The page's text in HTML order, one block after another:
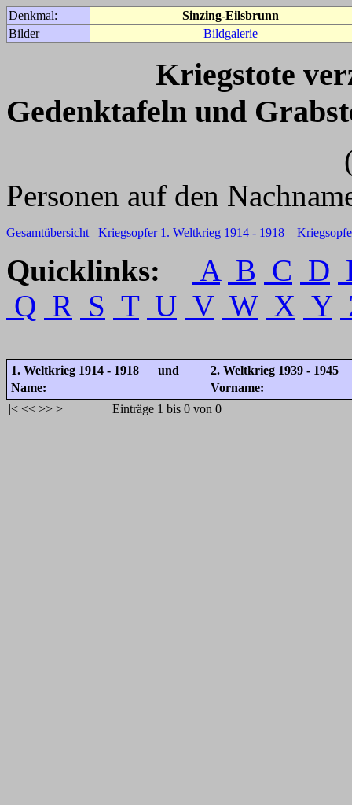
Denkmal:
Sinzing-Eilsbrunn
Bilder
Bildgalerie
Kriegstote
Gedenktafeln und
(Für weitere
Personen auf den
Gesamtübersicht Kriegsopfer 1. Weltkrieg 1914 - 1918
Quicklinks: A B C D
Q R S T U V W X Y
1. Weltkrieg 1914 - 1918 und
2. Weltkrieg 1939 - 1945
Name:
Vorname:
|< << >> >| Einträge 1 bis 0 von 0